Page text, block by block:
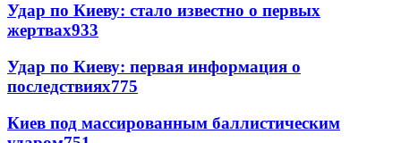
Удар по Киеву: стало известно о первых
жертвах933
Удар по Киеву: первая информация о
последствиях775
Киев под массированным баллистическим